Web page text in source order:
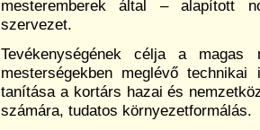
mesteremberek által – alapított
szervezet.
Tevékenységének célja a
mesterségekben meglévő technikai
tanítása a kortárs hazai és
számára, tudatos környezetformálás.